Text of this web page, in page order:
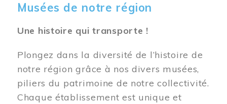
Musées de notre région
Une histoire qui transporte !
Plongez dans la diversité de l’histoire de
notre région grâce à nos divers musées,
piliers du patrimoine de notre collectivité.
Chaque établissement est unique et